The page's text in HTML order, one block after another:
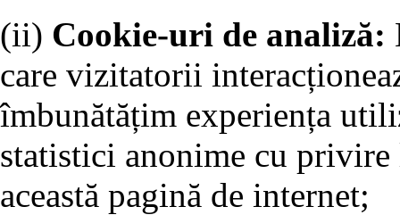
(ii) Cookie-uri de analiză:
care vizitatorii
îmbunătățim experiența
statistici anonime cu
această pagină de internet;